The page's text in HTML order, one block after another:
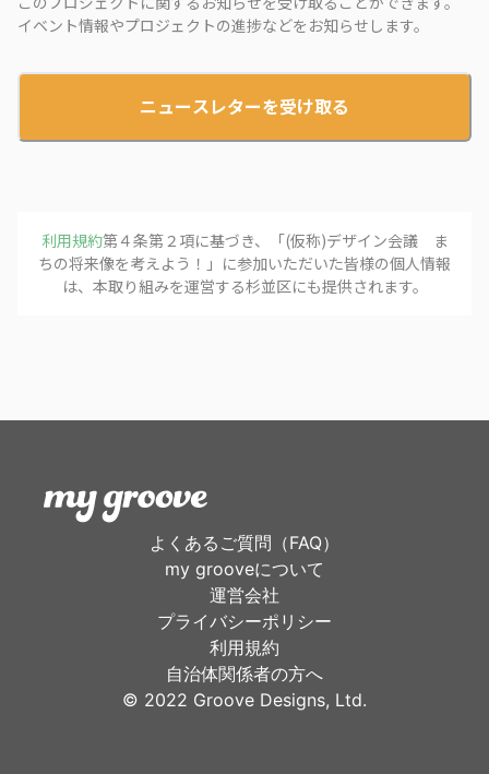
イベント情報やプロジェクトの進捗などをお知らせします。
ニュースレターを受け取る
利用規約第４条第２項に基づき、「(仮称)デザイン会議 ま
ちの将来像を考えよう！ 」に参加いただいた皆様の個人情報
は、本取り組みを運営する杉並区にも提供されます。
よくあるご質問（FAQ）
my grooveについて
運営会社
プライバシーポリシー
利用規約
自治体関係者の方へ
©︎ 2022 Groove Designs, Ltd.